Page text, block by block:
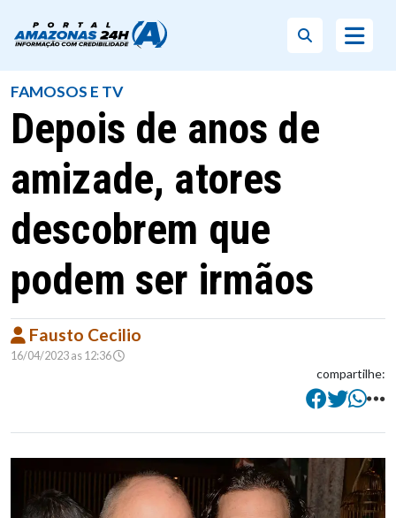
FAMOSOS E TV
Depois de anos de
amizade, atores
descobrem que
podem ser irmãos
Fausto Cecilio
16/04/2023 as 12:36
compartilhe: